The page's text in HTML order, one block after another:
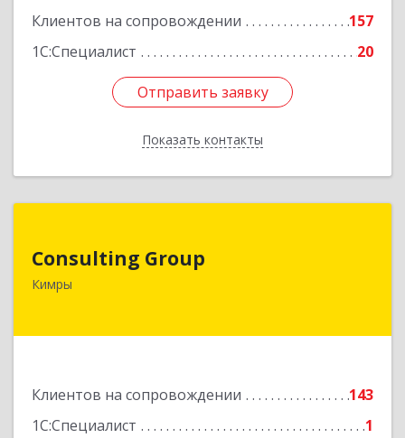
Клиентов на сопровождении
157
1С:Специалист
20
Отправить заявку
Показать контакты
Отправить заявку
Назад
Consulting Group
Кимры
Клиентов на сопровождении
143
1С:Специалист
1
171507, Тверская обл, Кимры г, Малая Садовая
Подробнее